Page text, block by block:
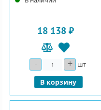
18 138 ₽
- Количество+ шт
В корзину